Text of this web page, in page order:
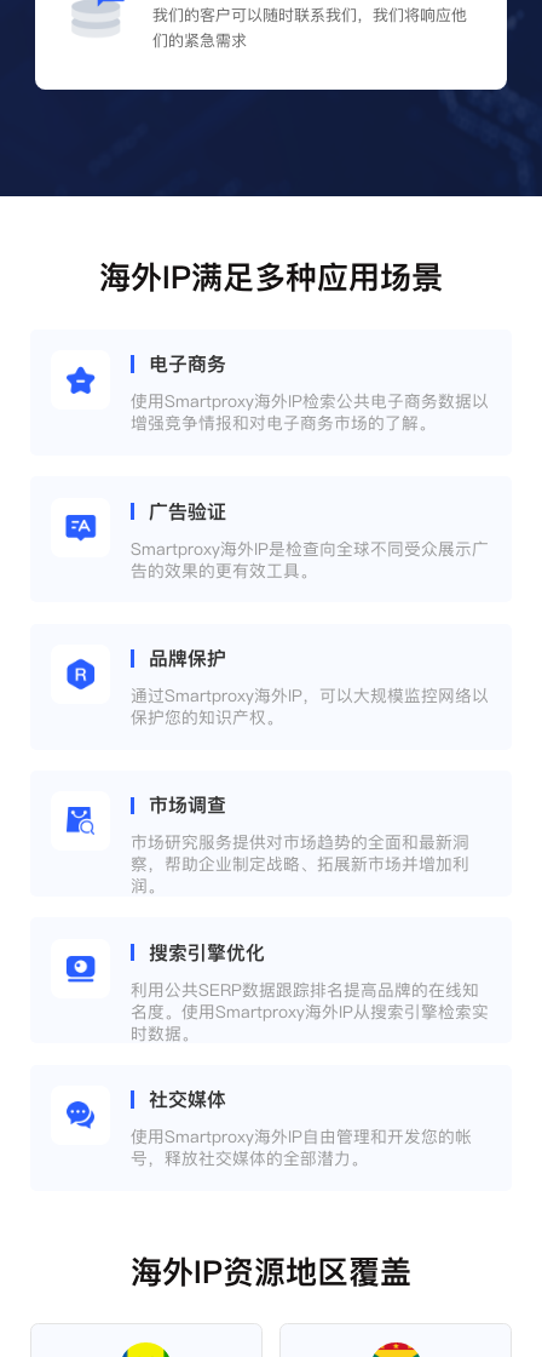
我们的客户可以随时联系我们，我们将响应他
们的紧急需求
海外IP满足多种应用场景
电子商务
使用Smartproxy海外IP检索公共电子商务数据以
增强竞争情报和对电子商务市场的了解。
广告验证
Smartproxy海外IP是检查向全球不同受众展示广
告的效果的更有效工具。
品牌保护
通过Smartproxy海外IP，可以大规模监控网络以
保护您的知识产权。
市场调查
市场研究服务提供对市场趋势的全面和最新洞
察，帮助企业制定战略、拓展新市场并增加利
润。
搜索引擎优化
利用公共SERP数据跟踪排名提高品牌的在线知
名度。使用Smartproxy海外IP从搜索引擎检索实
时数据。
社交媒体
使用Smartproxy海外IP自由管理和开发您的帐
号，释放社交媒体的全部潜力。
海外IP资源地区覆盖